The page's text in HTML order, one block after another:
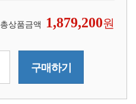
총상품금액 1,879,200원
구매하기